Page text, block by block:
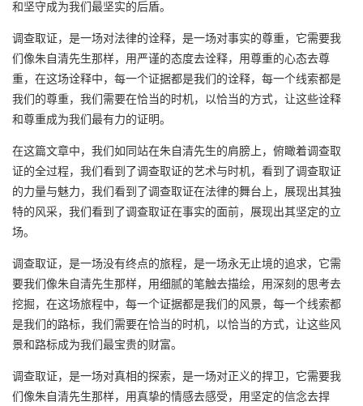
和坚守成为我们最坚实的后盾。
调查取证，是一场对法律的诠释，是一场对事实的尊重，它需要我
们像朱自清先生那样，用严谨的态度去诠释，用尊重的心态去尊
重，在这场诠释中，每一个证据都是我们的诠释，每一个线索都是
我们的尊重，我们需要在恰当的时机，以恰当的方式，让这些诠释
和尊重成为我们最有力的证明。
在这篇文章中，我们如同站在朱自清先生的肩膀上，俯瞰着调查取
证的全过程，我们看到了调查取证的艺术与时机，看到了调查取证
的力量与魅力，我们看到了调查取证在法律的舞台上，展现出其独
特的风采，我们看到了调查取证在事实的面前，展现出其坚定的立
场。
调查取证，是一场没有终点的旅程，是一场永无止境的追求，它需
要我们像朱自清先生那样，用细腻的笔触去描绘，用深刻的思考去
挖掘，在这场旅程中，每一个证据都是我们的风景，每一个线索都
是我们的路标，我们需要在恰当的时机，以恰当的方式，让这些风
景和路标成为我们最宝贵的财富。
调查取证，是一场对真相的探索，是一场对正义的捍卫，它需要我
们像朱自清先生那样，用真挚的情感去感受，用坚定的信念去捍